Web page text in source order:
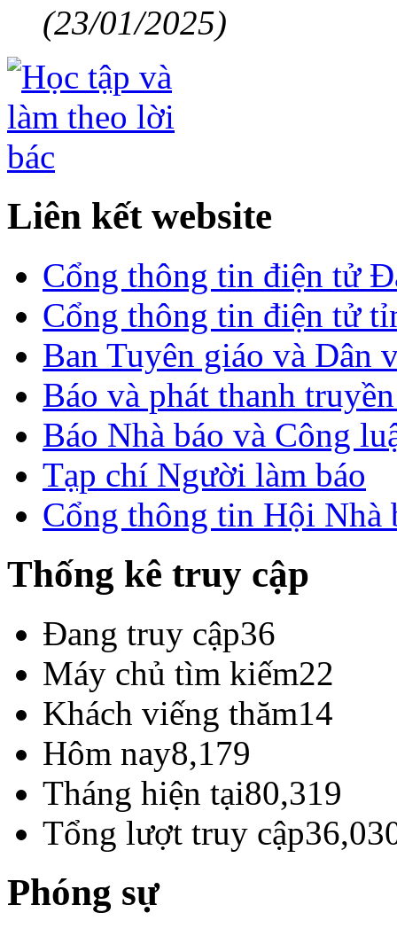
(23/01/2025)
Liên kết website
Cổng thông tin điện tử
Cổng thông tin điện tử
Ban Tuyên giáo và Dân
Báo và phát thanh
Báo Nhà báo và Công
Tạp chí Người làm báo
Cổng thông tin Hội Nhà
Thống kê truy cập
Đang truy cập36
Máy chủ tìm kiếm22
Khách viếng thăm14
Hôm nay8,179
Tháng hiện tại80,319
Tổng lượt truy cập
Phóng sự